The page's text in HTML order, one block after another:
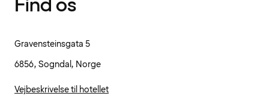
Find os
Gravensteinsgata 5
6856, Sogndal, Norge
Vejbeskrivelse til hotellet